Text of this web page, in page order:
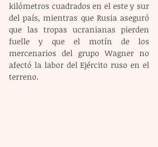
kilómetros cuadrados en el este y sur
del país, mientras que Rusia aseguró
que las tropas ucranianas pierden
fuelle y que el motín de los
mercenarios del grupo Wagner no
afectó la labor del Ejército ruso en el
terreno.